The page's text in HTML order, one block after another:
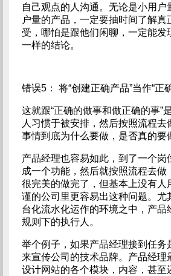
自己观点的人沟通。无论是小用户
户量的产品，一定要抽时间了解真
受，哪怕是跟他们闲聊，一定能发
一样的结论。
错误5： 将“创建正确产品”当作“正
这就跟“正确的做事和做正确的事”
人习惯于被安排，然后按照流程去
事情到底为什么要做，是否真的要
产品经理也容易如此，到了一个岗
成一个功能，然后就按照流程去做
很完美的做完了，但基本上没有人
谨的公司里更容易出这种问题。尤
台化流水化运作的环境之中，产品
规则下的执行人。
举个例子，如果产品经理接到任务
来宣传公司的技术品牌。产品经理
设计网站的各个模块，内容，甚至